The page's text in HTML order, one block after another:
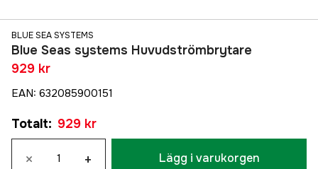
BLUE SEA SYSTEMS
Blue Seas systems Huvudströmbrytare
929 kr
EAN: 632085900151
Totalt: 929 kr
× + Lägg i varukorgen